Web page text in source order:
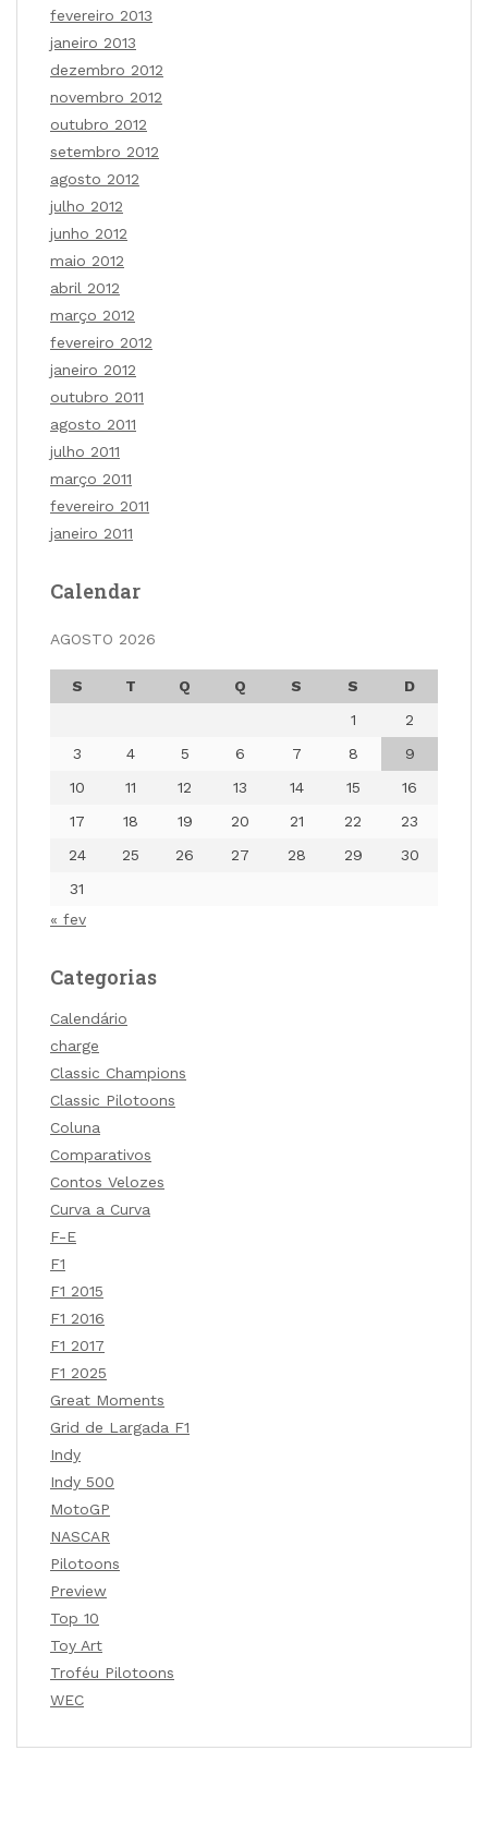
fevereiro 2013
janeiro 2013
dezembro 2012
novembro 2012
outubro 2012
setembro 2012
agosto 2012
julho 2012
junho 2012
maio 2012
abril 2012
março 2012
fevereiro 2012
janeiro 2012
outubro 2011
agosto 2011
julho 2011
março 2011
fevereiro 2011
janeiro 2011
Calendar
AGOSTO 2026
S T Q Q S S
D
1
2
3
4 5 6 7 8
9
10
11 12 13 14 15
16
17
18 19 20 21 22
23
24
25 26 27 28 29
30
31
« fev
Categorias
Calendário
charge
Classic Champions
Classic Pilotoons
Coluna
Comparativos
Contos Velozes
Curva a Curva
F-E
F1
F1 2015
F1 2016
F1 2017
F1 2025
Great Moments
Grid de Largada F1
Indy
Indy 500
MotoGP
NASCAR
Pilotoons
Preview
Top 10
Toy Art
Troféu Pilotoons
WEC